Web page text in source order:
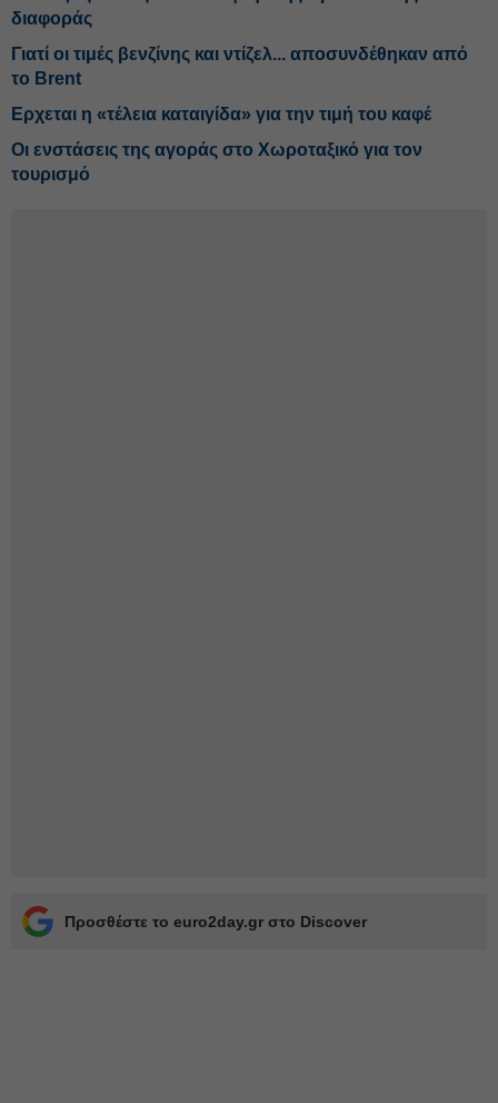
διαφοράς
Γιατί οι τιμές βενζίνης και ντίζελ... αποσυνδέθηκαν από
το Brent
Ερχεται η «τέλεια καταιγίδα» για την τιμή του καφέ
Οι ενστάσεις της αγοράς στο Χωροταξικό για τον
τουρισμό
Προσθέστε το euro2day.gr στο Discover